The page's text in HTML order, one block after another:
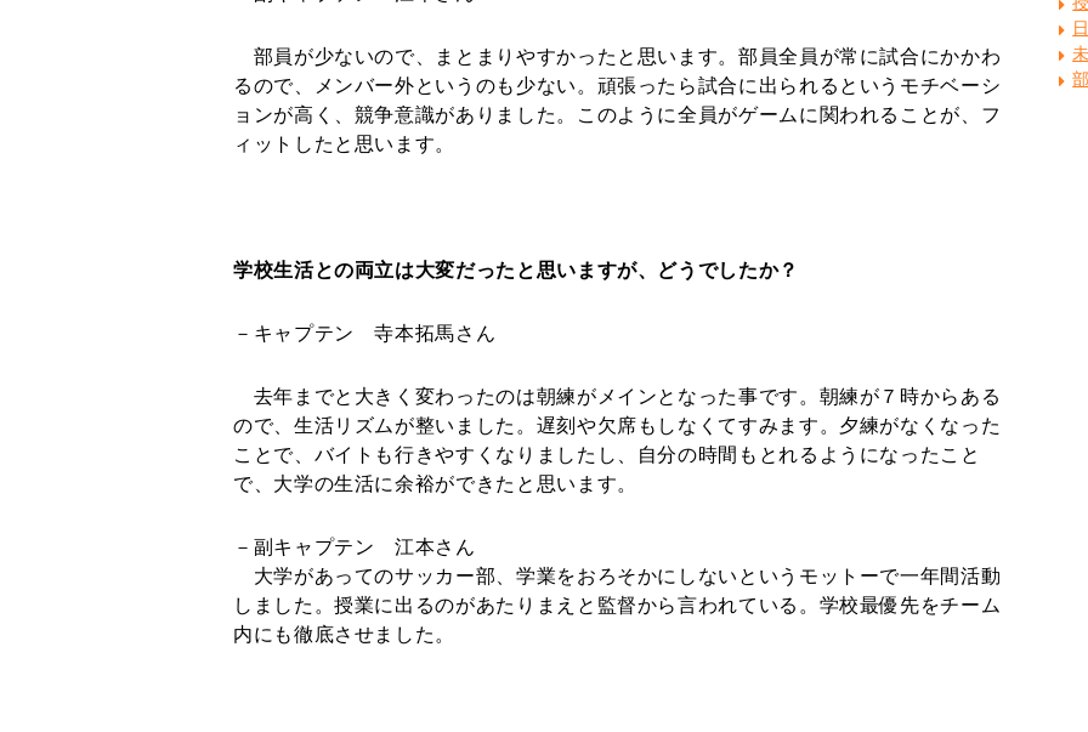
部員が少ないので、まとまりやすかったと思います。部員全員が常に試合にかかわ
るので、メンバー外というのも少ない。頑張ったら試合に出られるというモチベーシ
ョンが高く、競争意識がありました。このように全員がゲームに関われることが、フ
ィットしたと思います。
学校生活との両立は大変だったと思いますが、どうでしたか？
－キャプテン 寺本拓馬さん
去年までと大きく変わったのは朝練がメインとなった事です。朝練が７時からある
ので、生活リズムが整いました。遅刻や欠席もしなくてすみます。夕練がなくなった
ことで、バイトも行きやすくなりましたし、自分の時間もとれるようになったこと
で、大学の生活に余裕ができたと思います。
－副キャプテン 江本さん
大学があってのサッカー部、学業をおろそかにしないというモットーで一年間活動
しました。授業に出るのがあたりまえと監督から言われている。学校最優先をチーム
内にも徹底させました。